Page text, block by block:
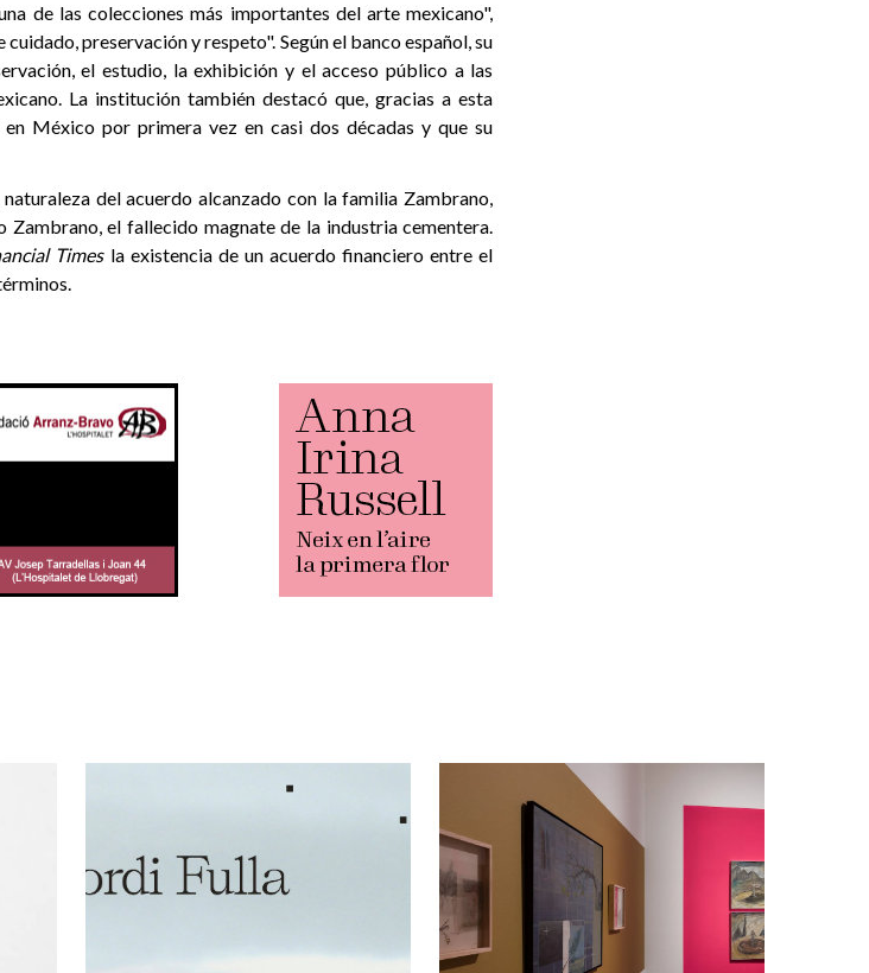
de las colecciones más importantes del arte mexicano",
preservación y respeto". Según el banco español, su
el estudio, la exhibición y el acceso público a las
La institución también destacó que, gracias a esta
México por primera vez en casi dos décadas y que su
del acuerdo alcanzado con la familia Zambrano,
Zambrano, el fallecido magnate de la industria cementera.
Timesla existencia de un acuerdo financiero entre el